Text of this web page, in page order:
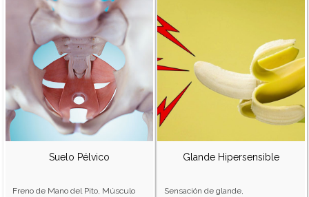
Suelo Pélvico
Freno de Mano del Pito, Músculo
Glande Hipersensible
Sensación de glande,